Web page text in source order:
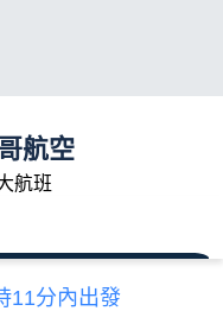
航空
航班
11分內出發